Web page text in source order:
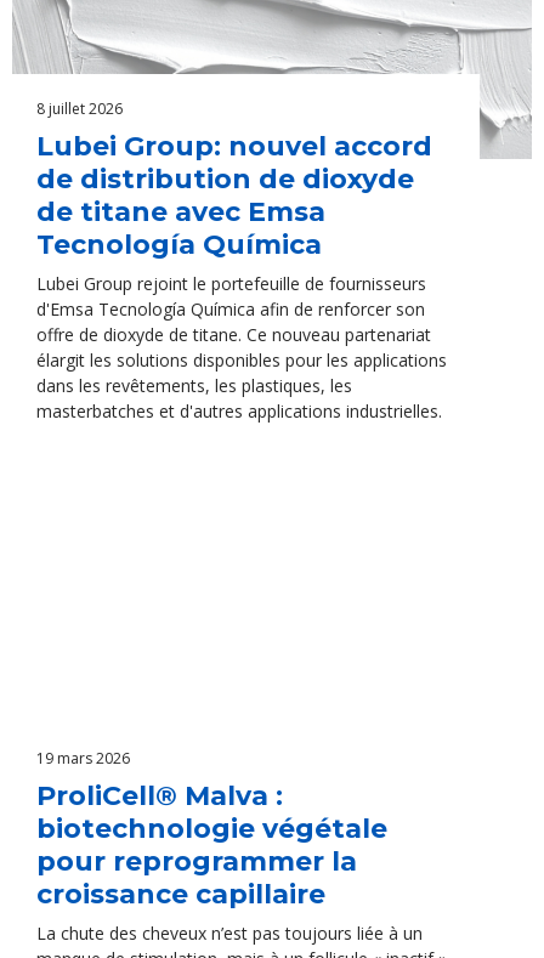
8 juillet 2026
Lubei Group: nouvel accord
de distribution de dioxyde
de titane avec Emsa
Tecnología Química
Lubei Group rejoint le portefeuille de fournisseurs
d'Emsa Tecnología Química afin de renforcer son
offre de dioxyde de titane. Ce nouveau partenariat
élargit les solutions disponibles pour les applications
dans les revêtements, les plastiques, les
masterbatches et d'autres applications industrielles.
19 mars 2026
ProliCell® Malva :
biotechnologie végétale
pour reprogrammer la
croissance capillaire
La chute des cheveux n’est pas toujours liée à un